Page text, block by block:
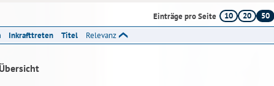
Einträge pro Seite 10 20
50
Inkrafttreten Titel Relevanz